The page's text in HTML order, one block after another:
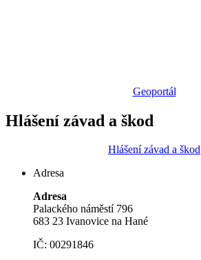
Geoportál
Hlášení závad a škod
Hlášení závad a škod
Adresa
Adresa
Palackého náměstí 796
683 23 Ivanovice na Hané
IČ: 00291846